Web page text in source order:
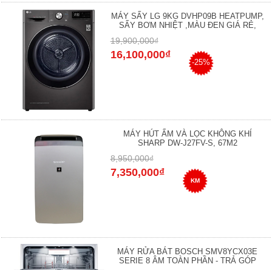
MÁY SẤY LG 9KG DVHP09B HEATPUMP,
SẤY BƠM NHIỆT ,MÀU ĐEN GIÁ RẺ,
19,900,000₫
16,100,000₫
-25%
MÁY HÚT ẨM VÀ LỌC KHÔNG KHÍ
SHARP DW-J27FV-S, 67M2
8,950,000₫
7,350,000₫
KM
MÁY RỬA BÁT BOSCH SMV8YCX03E
SERIE 8 ÂM TOÀN PHẦN - TRẢ GÓP